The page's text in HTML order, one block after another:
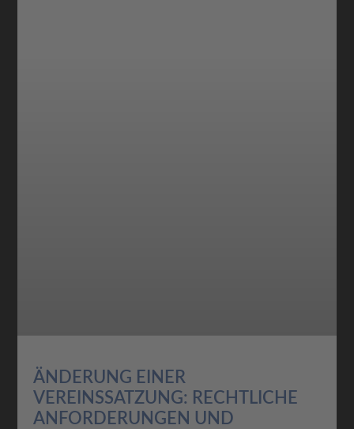
ÄNDERUNG EINER
VEREINSSATZUNG: RECHTLICHE
ANFORDERUNGEN UND